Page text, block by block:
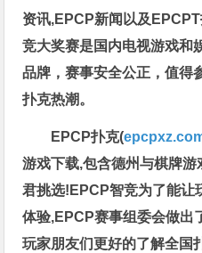
资讯,EPCP新闻以及
竞大奖赛是国内电视游戏和
品牌，赛事安全公正，值得
扑克热潮。
EPCP扑克(
游戏下载,包含德州与棋牌
君挑选!EPCP智竞为了能让
体验,EPCP赛事组委会做出
玩家朋友们更好的了解全国